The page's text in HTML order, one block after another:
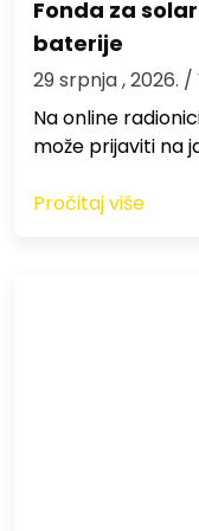
Fonda za
baterije
29 srpnja , 2026. /
Na online
može prijaviti na
Pročitaj više